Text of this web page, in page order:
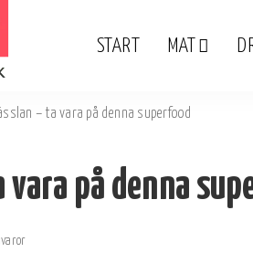
START MAT
– ta vara på denna superfood
på denna